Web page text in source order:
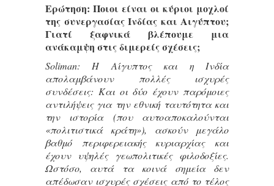
Ερώτηση: Ποιοι είναι οι κύριοι μοχλοί
της συνεργασίας Ινδίας και Αιγύπτου;
Γιατί ξαφνικά βλέπουμε μια
ανάκαμψη στις διμερείς σχέσεις;
Soliman: Η Αίγυπτος και η Ινδία
απολαμβάνουν πολλές ισχυρές
συνδέσεις: Και οι δύο έχουν παρόμοιες
αντιλήψεις για την εθνική ταυτότητα και
την ιστορία (που αυτοαποκαλούνται
«πολιτιστικά κράτη»), ασκούν μεγάλο
βαθμό περιφερειακής κυριαρχίας και
έχουν υψηλές γεωπολιτικές φιλοδοξίες.
Ωστόσο, αυτά τα κοινά σημεία δεν
απέδωσαν ισχυρές σχέσεις από το τέλος